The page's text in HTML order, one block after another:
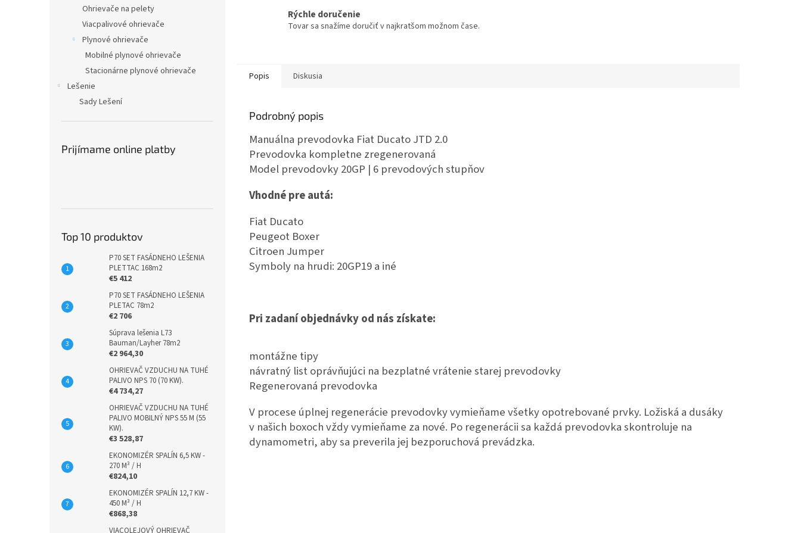
Ohrievače na pelety
Viacpalivové ohrievače
Plynové ohrievače
Mobilné plynové ohrievače
Stacionárne plynové ohrievače
Lešenie
Sady Lešení
Prijímame online platby
Top 10 produktov
P70 SET FASÁDNEHO LEŠENIA
PLETTAC 168m2
€5 412
P70 SET FASÁDNEHO LEŠENIA
PLETAC 78m2
€2 706
Súprava lešenia L73
Bauman/Layher 78m2
€2 964,30
OHRIEVAČ VZDUCHU NA TUHÉ
PALIVO NPS 70 (70 KW).
€4 734,27
OHRIEVAČ VZDUCHU NA TUHÉ
PALIVO MOBILNÝ NPS 55 M (55
KW).
€3 528,87
EKONOMIZÉR SPALÍN 6,5 KW -
270 M³ / H
€824,10
EKONOMIZÉR SPALÍN 12,7 KW -
450 M³ / H
€868,38
VIACOLEJOVÝ OHRIEVAČ
Rýchle doručenie
Tovar sa snažíme doručiť v najkratšom možnom čase.
Popis Diskusia
Podrobný popis
Manuálna prevodovka Fiat Ducato JTD 2.0
Prevodovka kompletne zregenerovaná
Model prevodovky 20GP | 6 prevodových stupňov
Vhodné pre autá:
Fiat Ducato
Peugeot Boxer
Citroen Jumper
Symboly na hrudi: 20GP19 a iné
Pri zadaní objednávky od nás získate:
montážne tipy
návratný list oprávňujúci na bezplatné vrátenie starej prevodovky
Regenerovaná prevodovka
V procese úplnej regenerácie prevodovky vymieňame všetky opotrebované prvky. Ložiská a dusáky
v našich boxoch vždy vymieňame za nové. Po regenerácii sa každá prevodovka skontroluje na
dynamometri, aby sa preverila jej bezporuchová prevádzka.